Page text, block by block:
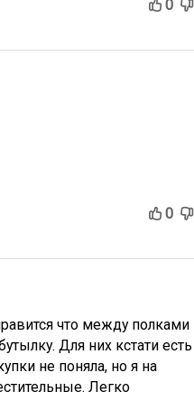
0
0
что между полками
Для них кстати есть
не поняла, но я на
Легко